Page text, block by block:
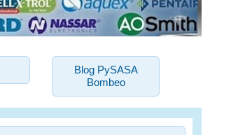
Blog PySASA
Bombeo